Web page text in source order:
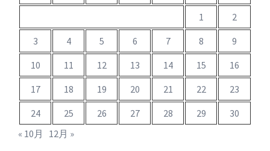
1
2
3
4 5 6 7 8
9
10
11 12 13 14 15
16
17
18 19 20 21 22
23
24
25 26 27 28 29
30
« 10月
12月 »